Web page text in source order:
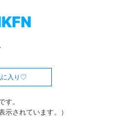
入り
す。
示されています。）